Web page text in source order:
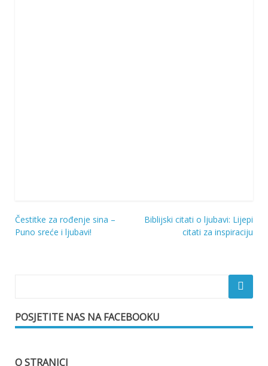
Navigacija
Čestitke za rođenje sina –
Puno sreće i ljubavi!
Biblijski citati o ljubavi: Lijepi
citati za inspiraciju
POSJETITE NAS NA FACEBOOKU
O STRANICI